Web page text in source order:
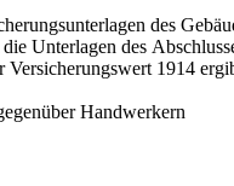
des
Unterlagen des
Versicherungswert 1914
Handwerkern